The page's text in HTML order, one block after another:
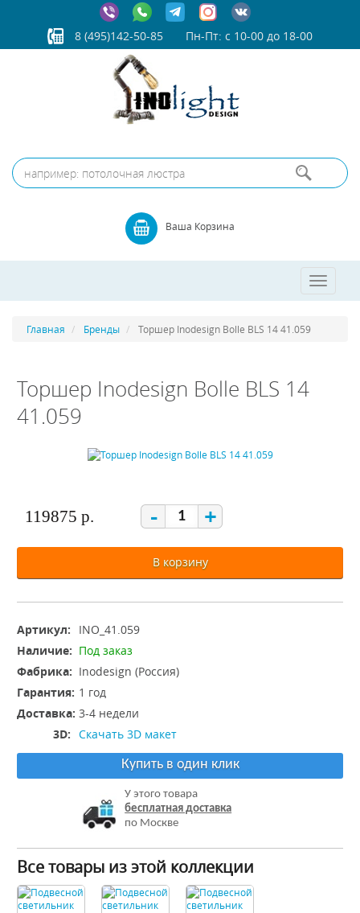
8 (495)142-50-85 Пн-Пт: с 10-00 до 18-00
Ваша Корзина
Toggle
Главная Бренды Торшер Inodesign Bolle BLS 14 41.059
Торшер Inodesign Bolle BLS 14
41.059
119875 р. - +
В корзину
Артикул:
INO_41.059
Наличие: Под заказ
Фабрика: Inodesign (Россия)
Гарантия: 1 год
Доставка: 3-4 недели
3D: Скачать 3D макет
Купить в один клик
У этого товара
бесплатная доставка
по Москве
Все товары из этой коллекции